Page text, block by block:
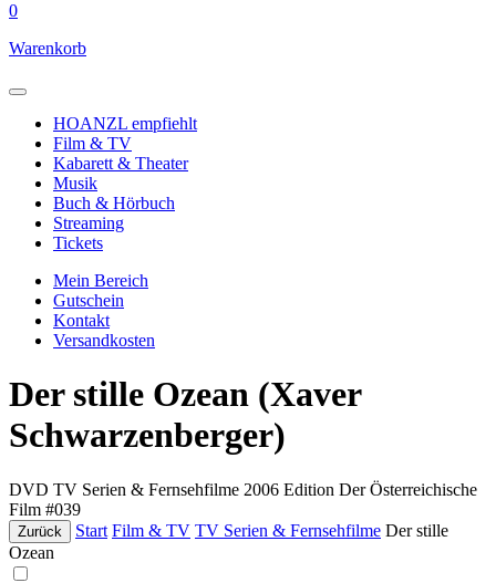
0
Warenkorb
HOANZL empfiehlt
Film & TV
Kabarett & Theater
Musik
Buch & Hörbuch
Streaming
Tickets
Mein Bereich
Gutschein
Kontakt
Versandkosten
Der stille Ozean (Xaver
Schwarzenberger)
DVD TV Serien & Fernsehfilme 2006 Edition Der Österreichische
Film #039
Zurück Start Film & TV TV Serien & Fernsehfilme Der stille
Ozean